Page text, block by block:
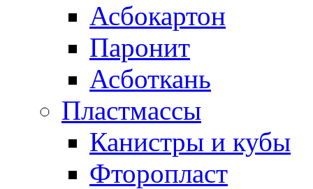
Асбокартон
Паронит
Асботкань
Пластмассы
Канистры и кубы
Фторопласт